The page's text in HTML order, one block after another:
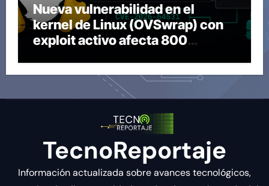
Nueva vulnerabilidad en el
kernel de Linux (OVSwrap) con
exploit activo afecta 800
TecnoReportaje
Información actualizada sobre avances tecnológicos,